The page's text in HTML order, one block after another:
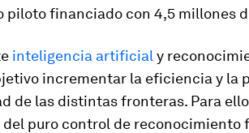
piloto financiado con 4,5 millones
inteligencia artificial y
incrementar la eficiencia y la
de las distintas fronteras. Para
del puro control de reconocimiento